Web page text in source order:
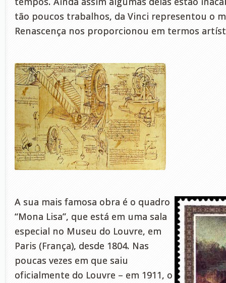
tão poucos trabalhos, da Vinci representou o
Renascença nos proporcionou em termos
A sua mais famosa obra é o quadro
“Mona Lisa”, que está em uma sala
especial no Museu do Louvre, em
Paris (França), desde 1804. Nas
poucas vezes em que saiu
oficialmente do Louvre – em 1911, o